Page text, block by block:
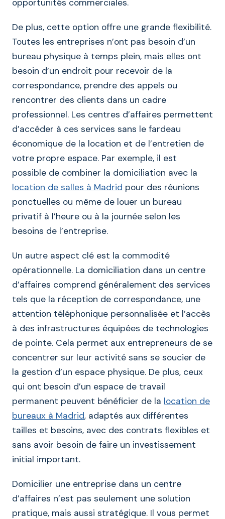
opportunités commerciales.
De plus, cette option offre une grande flexibilité.
Toutes les entreprises n’ont pas besoin d’un
bureau physique à temps plein, mais elles ont
besoin d’un endroit pour recevoir de la
correspondance, prendre des appels ou
rencontrer des clients dans un cadre
professionnel. Les centres d’affaires permettent
d’accéder à ces services sans le fardeau
économique de la location et de l’entretien de
votre propre espace. Par exemple, il est
possible de combiner la domiciliation avec la
location de salles à Madrid pour des réunions
ponctuelles ou même de louer un bureau
privatif à l’heure ou à la journée selon les
besoins de l’entreprise.
Un autre aspect clé est la commodité
opérationnelle. La domiciliation dans un centre
d’affaires comprend généralement des services
tels que la réception de correspondance, une
attention téléphonique personnalisée et l’accès
à des infrastructures équipées de technologies
de pointe. Cela permet aux entrepreneurs de se
concentrer sur leur activité sans se soucier de
la gestion d’un espace physique. De plus, ceux
qui ont besoin d’un espace de travail
permanent peuvent bénéficier de la location de
bureaux à Madrid, adaptés aux différentes
tailles et besoins, avec des contrats flexibles et
sans avoir besoin de faire un investissement
initial important.
Domicilier une entreprise dans un centre
d’affaires n’est pas seulement une solution
pratique, mais aussi stratégique. Il vous permet